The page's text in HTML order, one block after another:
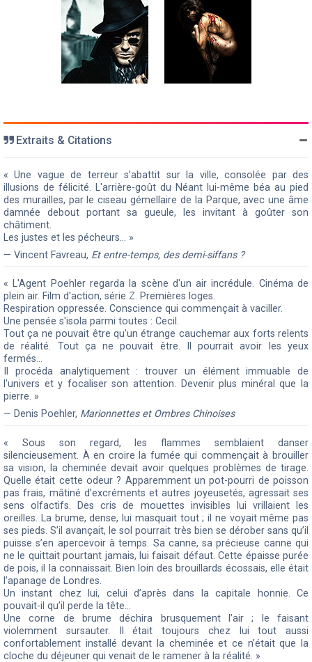
Extraits & Citations
« Une vague de terreur s’abattit sur la ville, consolée par des
illusions de félicité. L'arrière-goût du Néant lui-même béa au pied
des murailles, par le ciseau gémellaire de la Parque, avec une âme
damnée debout portant sa gueule, les invitant à goûter son
châtiment.
Les justes et les pécheurs… »
— Vincent Favreau, Et entre-temps, des demi-siffans ?
« L'Agent Poehler regarda la scène d'un air incrédule. Cinéma de
plein air. Film d'action, série Z. Premières loges.
Respiration oppressée. Conscience qui commençait à vaciller.
Une pensée s'isola parmi toutes : Cecil.
Tout ça ne pouvait être qu'un étrange cauchemar aux forts relents
de réalité. Tout ça ne pouvait être. Il pourrait avoir les yeux
fermés...
Il procéda analytiquement : trouver un élément immuable de
l'univers et y focaliser son attention. Devenir plus minéral que la
pierre. »
— Denis Poehler, Marionnettes et Ombres Chinoises
« Sous son regard, les flammes semblaient danser
silencieusement. À en croire la fumée qui commençait à brouiller
sa vision, la cheminée devait avoir quelques problèmes de tirage.
Quelle était cette odeur ? Apparemment un pot-pourri de poisson
pas frais, mâtiné d’excréments et autres joyeusetés, agressait ses
sens olfactifs. Des cris de mouettes invisibles lui vrillaient les
oreilles. La brume, dense, lui masquait tout ; il ne voyait même pas
ses pieds. S’il avançait, le sol pourrait très bien se dérober sans qu’il
puisse s’en apercevoir à temps. Sa canne, sa précieuse canne qui
ne le quittait pourtant jamais, lui faisait défaut. Cette épaisse purée
de pois, il la connaissait. Bien loin des brouillards écossais, elle était
l’apanage de Londres.
Un instant chez lui, celui d’après dans la capitale honnie. Ce
pouvait-il qu’il perde la tête…
Une corne de brume déchira brusquement l’air ; le faisant
violemment sursauter. Il était toujours chez lui tout aussi
confortablement installé devant la cheminée et ce n’était que la
cloche du déjeuner qui venait de le ramener à la réalité. »